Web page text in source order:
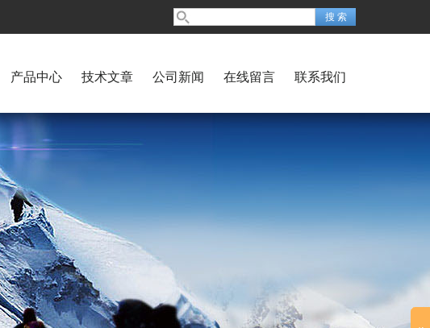
产品中心 技术文章 公司新闻 在线留言 联系我们